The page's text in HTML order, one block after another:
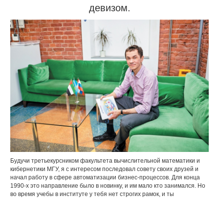
девизом.
Будучи третьекурсником факультета вычислительной математики и
кибернетики МГУ, я с интересом последовал совету своих друзей и
начал работу в сфере автоматизации бизнес-процессов. Для конца
1990-х это направление было в новинку, и им мало кто занимался. Но
во время учебы в институте у тебя нет строгих рамок, и ты